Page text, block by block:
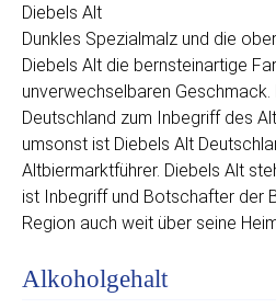
Diebels Alt
Dunkles Spezialmalz und die
Diebels Alt die bernsteinartige
unverwechselbaren Geschmack.
Deutschland zum Inbegriff des
umsonst ist Diebels Alt
Altbiermarktführer. Diebels Alt
ist Inbegriff und Botschafter der
Region auch weit über seine
Alkoholgehalt